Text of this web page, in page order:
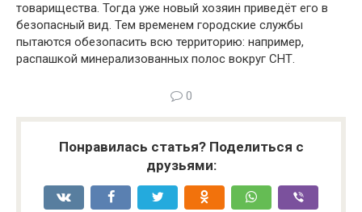
товарищества. Тогда уже новый хозяин приведёт его в
безопасный вид. Тем временем городские службы
пытаются обезопасить всю территорию: например,
распашкой минерализованных полос вокруг СНТ.
0
Понравилась статья? Поделиться с
друзьями: